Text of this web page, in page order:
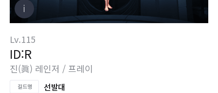
Lv.115
ID:R
진(眞) 레인저 / 프레이
선발대